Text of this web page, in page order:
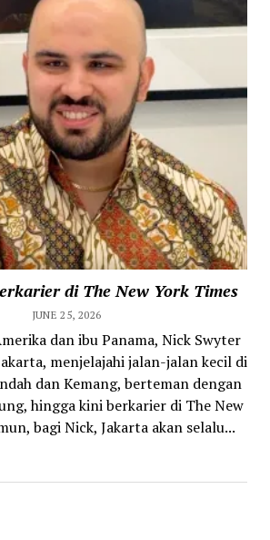
di The New York Times
JUNE 25, 2026
dan ibu Panama, Nick Swyter
menjelajahi jalan-jalan kecil di
dan Kemang, berteman dengan
hingga kini berkarier di The New
bagi Nick, Jakarta akan selalu...